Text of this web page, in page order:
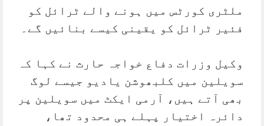
ملٹری کورٹس میں ہونے والے ٹرائل کو
فئیر ٹرائل کو یقینی کیسے بنائیں گے۔
وکیل وزرات دفاع خواجہ حارث نے کہا کہ
سویلین میں کلبھوشن یادیو جیسے لوگ
بھی آتے ہیں، آرمی ایکٹ میں سویلین پر
دائرہ اختیار پہلے ہی محدود تھا،